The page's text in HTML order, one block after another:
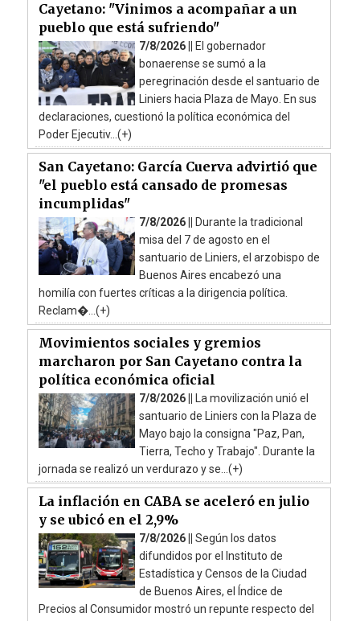
Cayetano: "Vinimos a acompañar a un
pueblo que está sufriendo"
7/8/2026 ||
El gobernador
bonaerense se sumó a la
peregrinación desde el santuario de
Liniers hacia Plaza de Mayo. En sus
declaraciones, cuestionó la política económica del
Poder Ejecutiv...(+)
San Cayetano: García Cuerva advirtió que
"el pueblo está cansado de promesas
incumplidas"
7/8/2026 ||
Durante la tradicional
misa del 7 de agosto en el
santuario de Liniers, el arzobispo de
Buenos Aires encabezó una
homilía con fuertes críticas a la dirigencia política.
Reclam�...(+)
Movimientos sociales y gremios
marcharon por San Cayetano contra la
política económica oficial
7/8/2026 ||
La movilización unió el
santuario de Liniers con la Plaza de
Mayo bajo la consigna "Paz, Pan,
Tierra, Techo y Trabajo". Durante la
jornada se realizó un verdurazo y se...(+)
La inflación en CABA se aceleró en julio
y se ubicó en el 2,9%
7/8/2026 || Según los datos
difundidos por el Instituto de
Estadística y Censos de la Ciudad
de Buenos Aires, el Índice de
Precios al Consumidor mostró un repunte respecto del